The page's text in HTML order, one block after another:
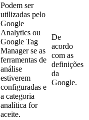
Podem ser
utilizadas pelo
Google
Analytics ou
Google Tag
Manager se as
ferramentas de
análise
estiverem
configuradas e
a categoria
analítica for
aceite.
De
acordo
com as
definições
da
Google.